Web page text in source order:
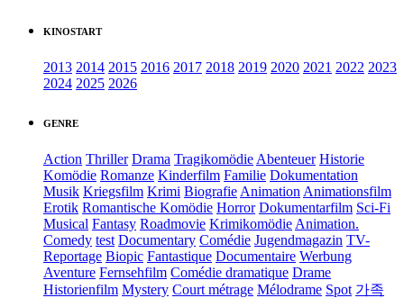
KINOSTART
2013 2014 2015 2016 2017 2018 2019 2020 2021 2022 2023
2024 2025 2026
GENRE
Action Thriller Drama Tragikomödie Abenteuer Historie
Komödie Romanze Kinderfilm Familie Dokumentation
Musik Kriegsfilm Krimi Biografie Animation Animationsfilm
Erotik Romantische Komödie Horror Dokumentarfilm Sci-Fi
Musical Fantasy Roadmovie Krimikomödie Animation.
Comedy test Documentary Comédie Jugendmagazin TV-
Reportage Biopic Fantastique Documentaire Werbung
Aventure Fernsehfilm Comédie dramatique Drame
Historienfilm Mystery Court métrage Mélodrame Spot 가족